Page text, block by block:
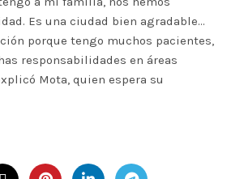
Es una ciudad bien agradable…
porque tengo muchos pacientes,
responsabilidades en áreas
Mota, quien espera su